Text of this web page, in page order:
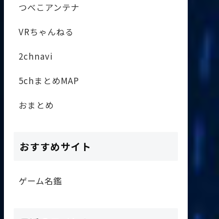
つべこアンテナ
VRちゃんねる
2chnavi
5chまとめMAP
おまとめ
おすすめサイト
ゲーム名鑑